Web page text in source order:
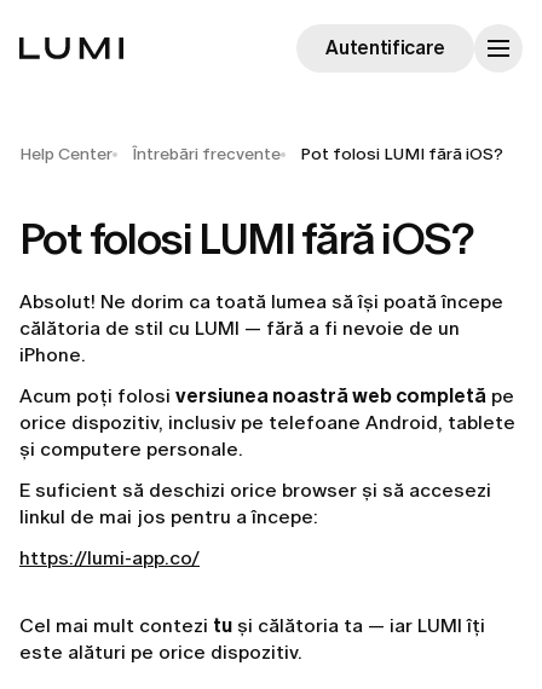
Autentificare
Help Center Întrebări frecvente Pot folosi LUMI fără iOS?
Pot folosi LUMI fără iOS?
Absolut! Ne dorim ca toată lumea să își poată începe
călătoria de stil cu LUMI — fără a fi nevoie de un
iPhone.
Acum poți folosi versiunea noastră web completă pe
orice dispozitiv, inclusiv pe telefoane Android, tablete
și computere personale.
E suficient să deschizi orice browser și să accesezi
linkul de mai jos pentru a începe:
https://lumi-app.co/
Cel mai mult contezi tu și călătoria ta — iar LUMI îți
este alături pe orice dispozitiv.